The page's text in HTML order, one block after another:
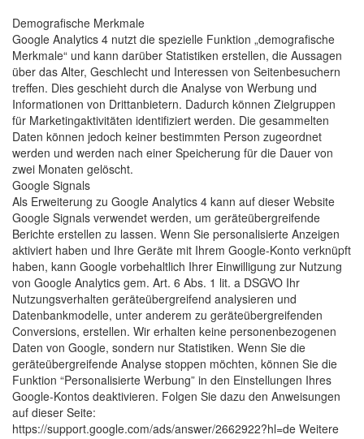
Demografische Merkmale
Google Analytics 4 nutzt die spezielle Funktion „demografische
Merkmale“ und kann darüber Statistiken erstellen, die Aussagen
über das Alter, Geschlecht und Interessen von Seitenbesuchern
treffen. Dies geschieht durch die Analyse von Werbung und
Informationen von Drittanbietern. Dadurch können Zielgruppen
für Marketingaktivitäten identifiziert werden. Die gesammelten
Daten können jedoch keiner bestimmten Person zugeordnet
werden und werden nach einer Speicherung für die Dauer von
zwei Monaten gelöscht.
Google Signals
Als Erweiterung zu Google Analytics 4 kann auf dieser Website
Google Signals verwendet werden, um geräteübergreifende
Berichte erstellen zu lassen. Wenn Sie personalisierte Anzeigen
aktiviert haben und Ihre Geräte mit Ihrem Google-Konto verknüpft
haben, kann Google vorbehaltlich Ihrer Einwilligung zur Nutzung
von Google Analytics gem. Art. 6 Abs. 1 lit. a DSGVO Ihr
Nutzungsverhalten geräteübergreifend analysieren und
Datenbankmodelle, unter anderem zu geräteübergreifenden
Conversions, erstellen. Wir erhalten keine personenbezogenen
Daten von Google, sondern nur Statistiken. Wenn Sie die
geräteübergreifende Analyse stoppen möchten, können Sie die
Funktion “Personalisierte Werbung” in den Einstellungen Ihres
Google-Kontos deaktivieren. Folgen Sie dazu den Anweisungen
auf dieser Seite:
https://support.google.com/ads/answer/2662922?hl=de Weitere